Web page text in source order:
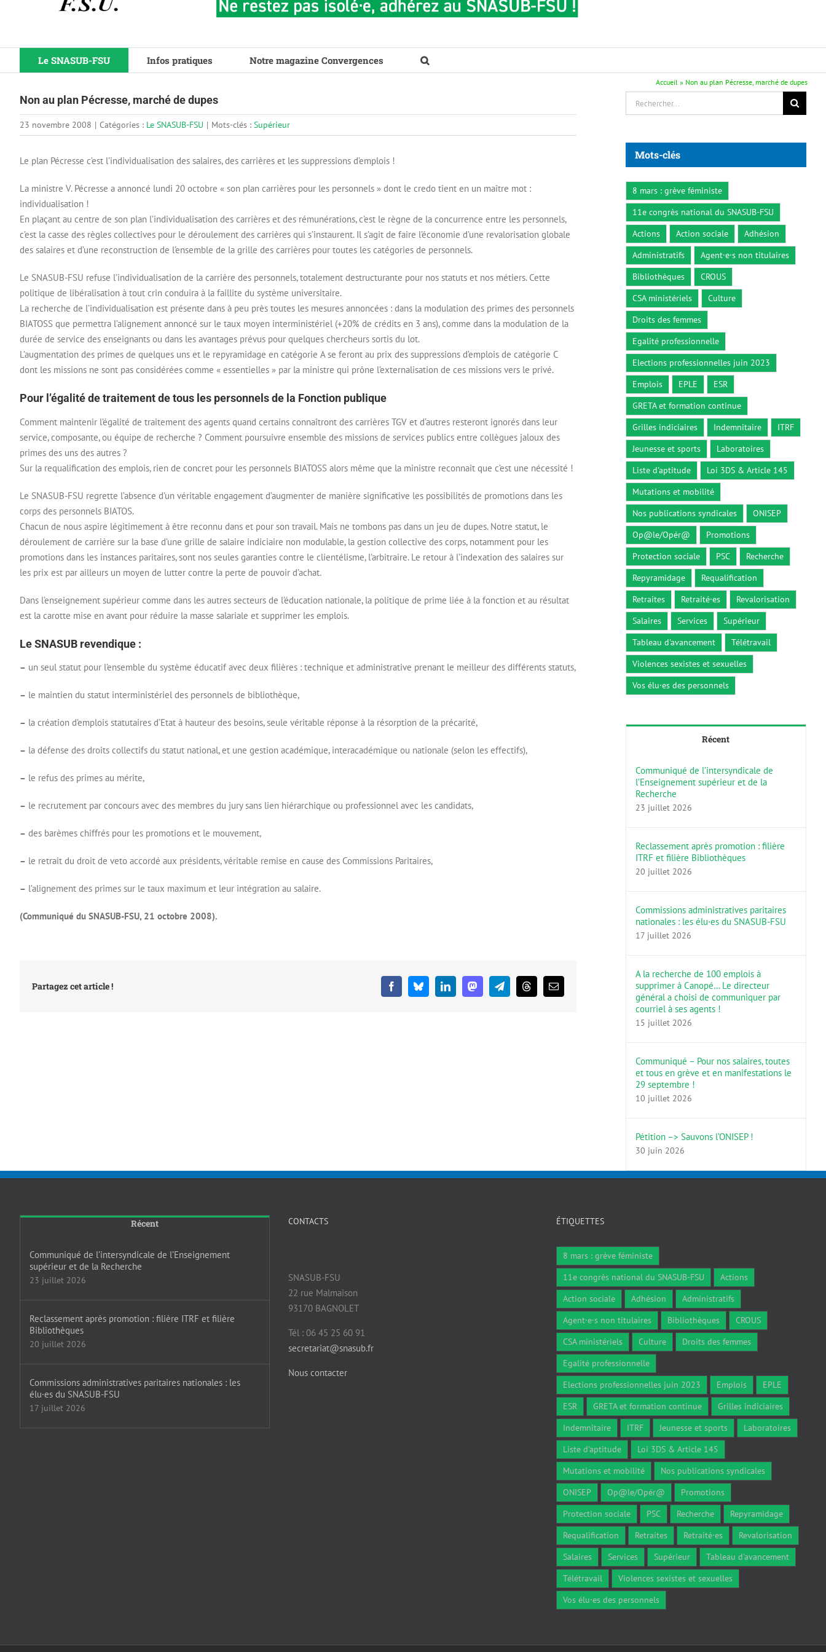
Le SNASUB-FSU Infos pratiques Notre magazine Convergences
Accueil » Non au plan Pécresse, marché de dupes
Non au plan Pécresse, marché de dupes
23 novembre 2008 | Catégories : Le SNASUB-FSU | Mots-clés : Supérieur
Le plan Pécresse c’est l’individualisation des salaires, des carrières et les suppressions d’emplois !
La ministre V. Pécresse a annoncé lundi 20 octobre « son plan carrières pour les personnels » dont le credo tient en un maître mot :
individualisation !
En plaçant au centre de son plan l’individualisation des carrières et des rémunérations, c’est le règne de la concurrence entre les personnels,
c’est la casse des règles collectives pour le déroulement des carrières qui s’instaurent. Il s’agit de faire l’économie d’une revalorisation globale
des salaires et d’une reconstruction de l’ensemble de la grille des carrières pour toutes les catégories de personnels.
Le SNASUB-FSU refuse l’individualisation de la carrière des personnels, totalement destructurante pour nos statuts et nos métiers. Cette
politique de libéralisation à tout crin conduira à la faillite du système universitaire.
La recherche de l’individualisation est présente dans à peu près toutes les mesures annoncées : dans la modulation des primes des personnels
BIATOSS que permettra l’alignement annoncé sur le taux moyen interministériel (+20% de crédits en 3 ans), comme dans la modulation de la
durée de service des enseignants ou dans les avantages prévus pour quelques chercheurs sortis du lot.
L’augmentation des primes de quelques uns et le repyramidage en catégorie A se feront au prix des suppressions d’emplois de catégorie C
dont les missions ne sont pas considérées comme « essentielles » par la ministre qui prône l’externalisation de ces missions vers le privé.
Pour l’égalité de traitement de tous les personnels de la Fonction publique
Comment maintenir l’égalité de traitement des agents quand certains connaîtront des carrières TGV et d’autres resteront ignorés dans leur
service, composante, ou équipe de recherche ? Comment poursuivre ensemble des missions de services publics entre collègues jaloux des
primes des uns des autres ?
Sur la requalification des emplois, rien de concret pour les personnels BIATOSS alors même que la ministre reconnaît que c’est une nécessité !
Le SNASUB-FSU regrette l’absence d’un véritable engagement d’augmenter de manière significative les possibilités de promotions dans les
corps des personnels BIATOS.
Chacun de nous aspire légitimement à être reconnu dans et pour son travail. Mais ne tombons pas dans un jeu de dupes. Notre statut, le
déroulement de carrière sur la base d’une grille de salaire indiciaire non modulable, la gestion collective des corps, notamment pour les
promotions dans les instances paritaires, sont nos seules garanties contre le clientélisme, l’arbitraire. Le retour à l’indexation des salaires sur
les prix est par ailleurs un moyen de lutter contre la perte de pouvoir d’achat.
Dans l’enseignement supérieur comme dans les autres secteurs de l’éducation nationale, la politique de prime liée à la fonction et au résultat
est la carotte mise en avant pour réduire la masse salariale et supprimer les emplois.
Le SNASUB revendique :
– un seul statut pour l’ensemble du système éducatif avec deux filières : technique et administrative prenant le meilleur des différents statuts,
– le maintien du statut interministériel des personnels de bibliothèque,
– la création d’emplois statutaires d’Etat à hauteur des besoins, seule véritable réponse à la résorption de la précarité,
– la défense des droits collectifs du statut national, et une gestion académique, interacadémique ou nationale (selon les effectifs),
– le refus des primes au mérite,
– le recrutement par concours avec des membres du jury sans lien hiérarchique ou professionnel avec les candidats,
– des barèmes chiffrés pour les promotions et le mouvement,
– le retrait du droit de veto accordé aux présidents, véritable remise en cause des Commissions Paritaires,
– l’alignement des primes sur le taux maximum et leur intégration au salaire.
(Communiqué du SNASUB-FSU, 21 octobre 2008).
Partagez cet article ! FacebookBlueskyLinkedInMastodonTelegramThreadsEmail
Rechercher:
Mots-clés
8 mars : grève féministe
11e congrès national du SNASUB-FSU
Actions
Action sociale
Adhésion
Administratifs
Agent·e·s non titulaires
Bibliothèques
CROUS
CSA ministériels
Culture
Droits des femmes
Egalité professionnelle
Elections professionnelles juin 2023
Emplois
EPLE
ESR
GRETA et formation continue
Grilles indiciaires
Indemnitaire
ITRF
Jeunesse et sports
Laboratoires
Liste d'aptitude
Loi 3DS & Article 145
Mutations et mobilité
Nos publications syndicales
ONISEP
Op@le/Opér@
Promotions
Protection sociale
PSC
Recherche
Repyramidage
Requalification
Retraites
Retraité·es
Revalorisation
Salaires
Services
Supérieur
Tableau d'avancement
Télétravail
Violences sexistes et sexuelles
Vos élu·es des personnels
Récent
Communiqué de l’intersyndicale de
l’Enseignement supérieur et de la
Recherche
23 juillet 2026
Reclassement après promotion : filière
ITRF et filière Bibliothèques
20 juillet 2026
Commissions administratives paritaires
nationales : les élu·es du SNASUB-FSU
17 juillet 2026
A la recherche de 100 emplois à
supprimer à Canopé… Le directeur
général a choisi de communiquer par
courriel à ses agents !
15 juillet 2026
Communiqué – Pour nos salaires, toutes
et tous en grève et en manifestations le
29 septembre !
10 juillet 2026
Pétition –> Sauvons l’ONISEP !
30 juin 2026
Récent
Communiqué de l’intersyndicale de l’Enseignement
supérieur et de la Recherche
23 juillet 2026
Reclassement après promotion : filière ITRF et filière
Bibliothèques
20 juillet 2026
Commissions administratives paritaires nationales : les
élu·es du SNASUB-FSU
17 juillet 2026
CONTACTS
SNASUB-FSU
22 rue Malmaison
93170 BAGNOLET
Tél : 06 45 25 60 91
secretariat@snasub.fr
Nous contacter
ÉTIQUETTES
8 mars : grève féministe
11e congrès national du SNASUB-FSU
Actions
Action sociale
Adhésion
Administratifs
Agent·e·s non titulaires
Bibliothèques
CROUS
CSA ministériels
Culture
Droits des femmes
Egalité professionnelle
Elections professionnelles juin 2023
Emplois
EPLE
ESR
GRETA et formation continue
Grilles indiciaires
Indemnitaire
ITRF Jeunesse et sports
Laboratoires
Liste d'aptitude
Loi 3DS & Article 145
Mutations et mobilité
Nos publications syndicales
ONISEP
Op@le/Opér@
Promotions
Protection sociale
PSC Recherche
Repyramidage
Requalification
Retraites Retraité·es
Revalorisation
Salaires
Services Supérieur
Tableau d'avancement
Télétravail
Violences sexistes et sexuelles
Vos élu·es des personnels